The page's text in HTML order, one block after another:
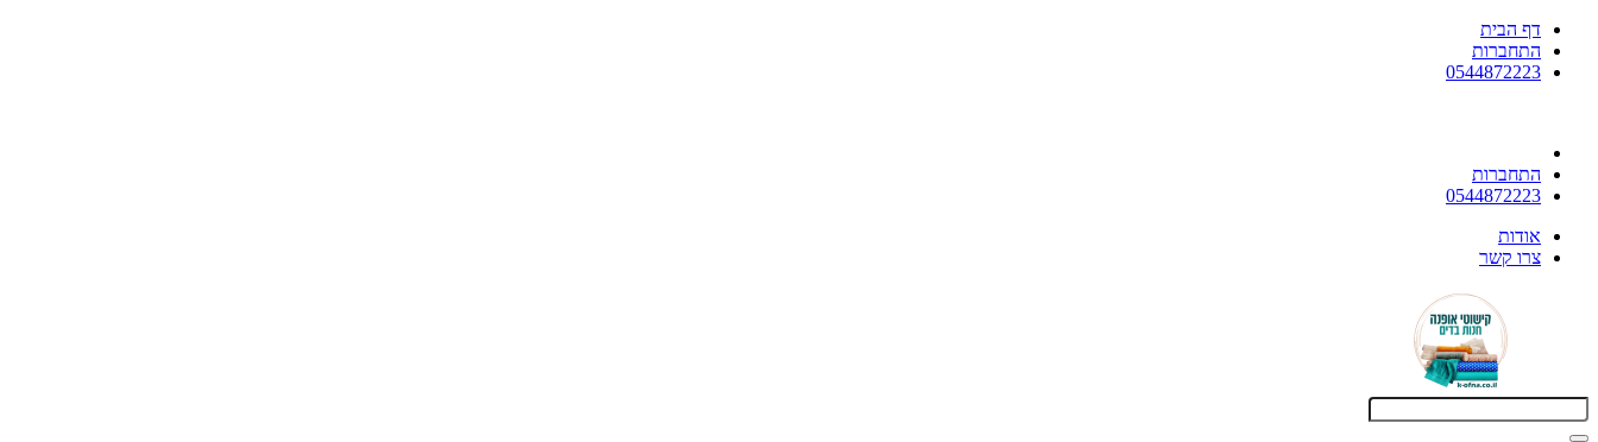
דף הבית
התחברות
0544872223
התחברות
0544872223
אודות
צרו קשר